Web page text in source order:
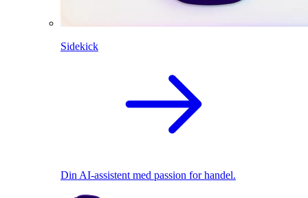
Sidekick
Din AI-assistent med passion for handel.